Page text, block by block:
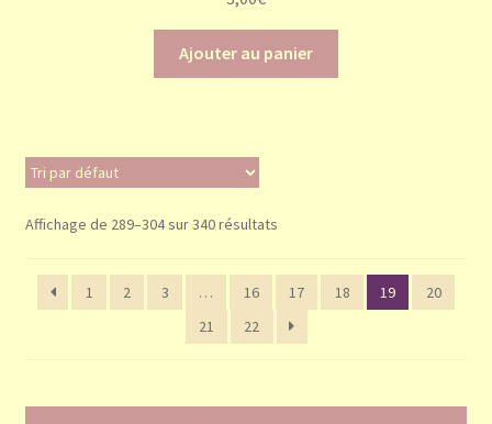
Ajouter au panier
Affichage de 289–304 sur 340 résultats
1 2 3 … 16 17 18 19
20
21
22